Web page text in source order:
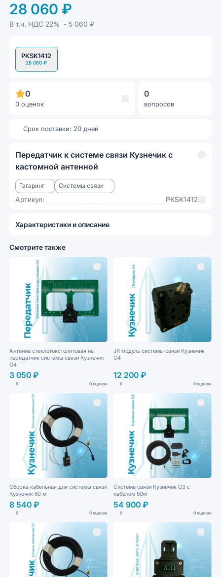
28 060 ₽
В т.ч. НДС 22% - 5 060 ₽
PKSK1412
28 060 ₽
0
0 оценок
0
вопросов
Срок поставки: 20 дней
Передатчик к системе связи Кузнечик с
кастомной антенной
Гагаринг Системы связи
Артикул: PKSK1412
Характеристики и описание
Смотрите также
Антенна стеклотекстолитовая на
передатчик системы связи Кузнечик
G4
3 050 ₽
0 0 оценок
JR модуль системы связи Кузнечик
G4
12 200 ₽
0 0 оценок
Сборка кабельная для системы связи
Кузнечик 50 м
8 540 ₽
0 0 оценок
Система связи Кузнечик G3 с
кабелем 50м
54 900 ₽
0 0 оценок